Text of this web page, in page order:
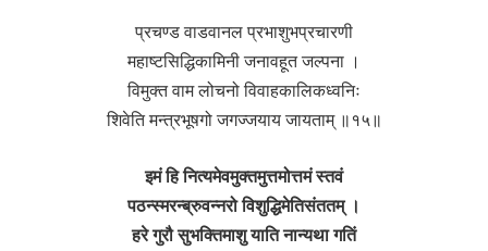
प्रचण्ड वाडवानल प्रभाशुभप्रचारणी
महाष्टसिद्धिकामिनी जनावहूत जल्पना ।
विमुक्त वाम लोचनो विवाहकालिकध्वनिः
शिवेति मन्त्रभूषगो जगज्जयाय जायताम् ॥१५॥
इमं हि नित्यमेवमुक्तमुत्तमोत्तमं स्तवं
पठन्स्मरन्ब्रुवन्नरो विशुद्धिमेतिसंततम् ।
हरे गुरौ सुभक्तिमाशु याति नान्यथा गतिं